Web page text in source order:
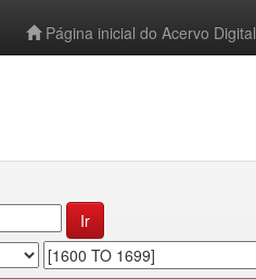
Página inicial do Acervo Digital